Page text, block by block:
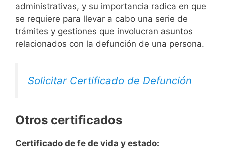
administrativas, y su importancia radica en que
se requiere para llevar a cabo una serie de
trámites y gestiones que involucran asuntos
relacionados con la defunción de una persona.
Solicitar Certificado de Defunción
Otros certificados
Certificado de fe de vida y estado: